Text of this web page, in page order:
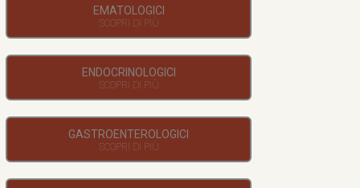
EMATOLOGICI
ENDOCRINOLOGICI
GASTROENTEROLOGICI